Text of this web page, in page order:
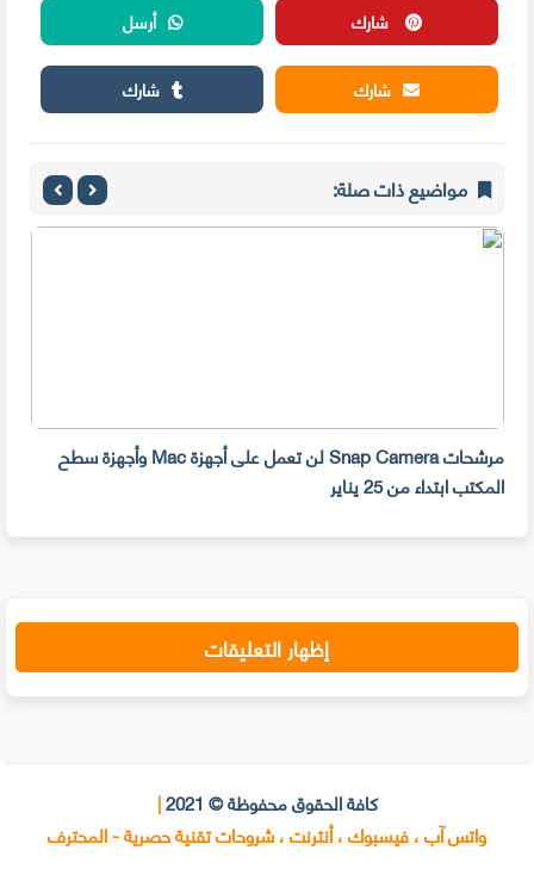
شارك
أرسل
شارك
شارك
مواضيع ذات صلة:
مرشحات Snap Camera لن تعمل على أجهزة Mac وأجهزة سطح
المكتب ابتداء من 25 يناير
إظهار التعليقات
كافة الحقوق محفوظة © 2021 |
واتس آب ، فيسبوك ، أنترنت ، شروحات تقنية حصرية - المحترف